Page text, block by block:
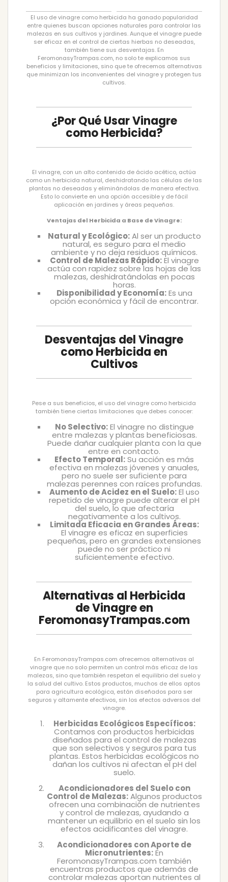
El uso de vinagre como herbicida ha ganado popularidad
entre quienes buscan opciones naturales para controlar las
malezas en sus cultivos y jardines. Aunque el vinagre puede
ser eficaz en el control de ciertas hierbas no deseadas,
también tiene sus desventajas. En
FeromonasyTrampas.com, no solo te explicamos sus
beneficios y limitaciones, sino que te ofrecemos alternativas
que minimizan los inconvenientes del vinagre y protegen tus
cultivos.
¿Por Qué Usar Vinagre
como Herbicida?
El vinagre, con un alto contenido de ácido acético, actúa
como un herbicida natural, deshidratando las células de las
plantas no deseadas y eliminándolas de manera efectiva.
Esto lo convierte en una opción accesible y de fácil
aplicación en jardines y áreas pequeñas.
Ventajas del Herbicida a Base de Vinagre:
Natural y Ecológico:Al ser un producto
natural, es seguro para el medio
ambiente y no deja residuos químicos.
Control de Malezas Rápido:El vinagre
actúa con rapidez sobre las hojas de las
malezas, deshidratándolas en pocas
horas.
Disponibilidad y Economía:Es una
opción económica y fácil de encontrar.
Desventajas del Vinagre
como Herbicida en
Cultivos
Pese a sus beneficios, el uso del vinagre como herbicida
también tiene ciertas limitaciones que debes conocer:
No Selectivo:El vinagre no distingue
entre malezas y plantas beneficiosas.
Puede dañar cualquier planta con la que
entre en contacto.
Efecto Temporal:Su acción es más
efectiva en malezas jóvenes y anuales,
pero no suele ser suficiente para
malezas perennes con raíces profundas.
Aumento de Acidez en el Suelo:El uso
repetido de vinagre puede alterar el pH
del suelo, lo que afectaría
negativamente a los cultivos.
Limitada Eficacia en Grandes Áreas:
El vinagre es eficaz en superficies
pequeñas, pero en grandes extensiones
puede no ser práctico ni
suficientemente efectivo.
Alternativas al Herbicida
de Vinagre en
FeromonasyTrampas.com
En FeromonasyTrampas.com ofrecemos alternativas al
vinagre que no solo permiten un control más eficaz de las
malezas, sino que también respetan el equilibrio del suelo y
la salud del cultivo. Estos productos, muchos de ellos aptos
para agricultura ecológica, están diseñados para ser
seguros y altamente efectivos, sin los efectos adversos del
vinagre.
Herbicidas Ecológicos Específicos:
Contamos con productos herbicidas
diseñados para el control de malezas
que son selectivos y seguros para tus
plantas. Estos herbicidas ecológicos no
dañan los cultivos ni afectan el pH del
suelo.
Acondicionadores del Suelo con
Control de Malezas:Algunos productos
ofrecen una combinación de nutrientes
y control de malezas, ayudando a
mantener un equilibrio en el suelo sin los
efectos acidificantes del vinagre.
Acondicionadores con Aporte de
Micronutrientes:En
FeromonasyTrampas.com también
encuentras productos que además de
controlar malezas aportan nutrientes al